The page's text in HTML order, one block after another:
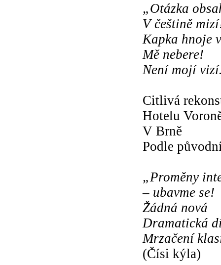
„Otázka
V češtině
Kapka hnoje
Mě nebere!
Není mojí
Citlivá
Hotelu
V Brně
Podle
„Proměny
– ubavme se!
Žádná nová
Dramatická
Mrzačení
(Čísi kýla)